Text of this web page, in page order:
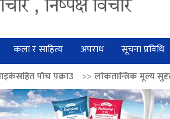
कला र साहित्य अपराध सूचना प्रविधि
>>लोकतान्त्रिक मूल्य सुदृढ बनाउन अग्रज नेताको